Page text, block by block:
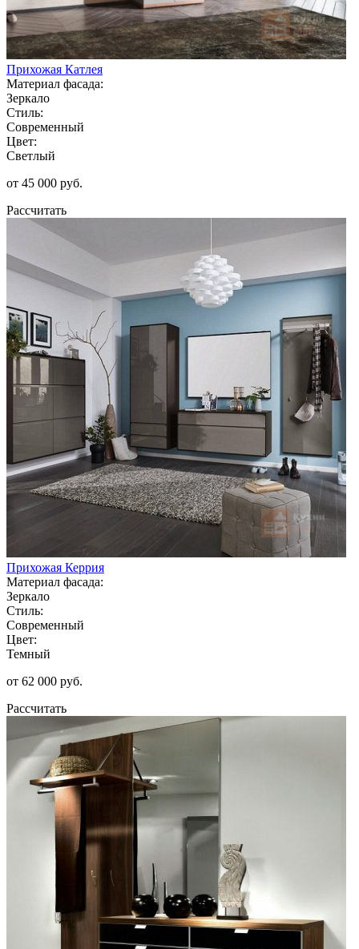
Прихожая Катлея
Материал фасада:
Зеркало
Стиль:
Современный
Цвет:
Светлый
от 45 000 руб.
Рассчитать
Прихожая Керрия
Материал фасада:
Зеркало
Стиль:
Современный
Цвет:
Темный
от 62 000 руб.
Рассчитать